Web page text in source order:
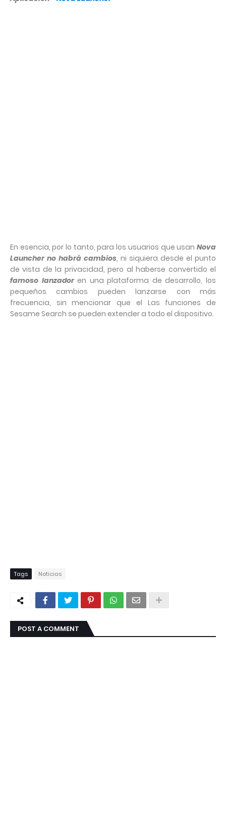
En esencia, por lo tanto, para los usuarios que usan Nova
Launcher no habrá cambios, ni siquiera desde el punto
de vista de la privacidad, pero al haberse convertido el
famoso lanzadoren una plataforma de desarrollo, los
pequeños cambios pueden lanzarse con más
frecuencia, sin mencionar que el Las funciones de
Sesame Search se pueden extender a todo el dispositivo.
Tags Noticias
POST A COMMENT